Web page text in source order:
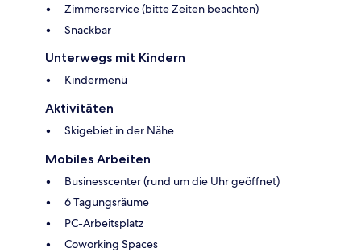
Zimmerservice (bitte Zeiten beachten)
Snackbar
Unterwegs mit Kindern
Kindermenü
Aktivitäten
Skigebiet in der Nähe
Mobiles Arbeiten
Businesscenter (rund um die Uhr geöffnet)
6 Tagungsräume
PC-Arbeitsplatz
Coworking Spaces